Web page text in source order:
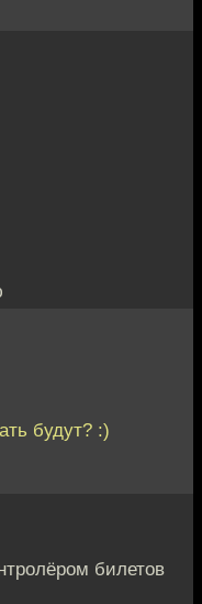
будут? :)
билетов